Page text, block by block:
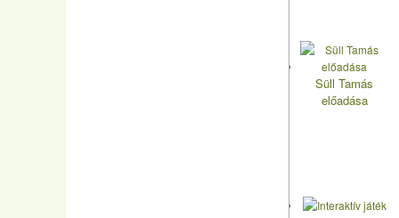
Süll Tamás
előadása